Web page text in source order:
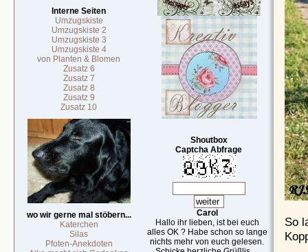
Interne Seiten
Umzugskiste
Umzugskiste 2
Umzugskiste 3
Umzugskiste 4
von Planten & Blomen
Zusatz 6
Zusatz 7
Zusatz 8
Zusatz 9
Zusatz 10
wo wir gerne mal stöbern...
Katerchen
Silas
Pfoten-Anekdoten
Shoutbox
Captcha Abfrage
Carol
Hallo ihr lieben, ist bei euch
alles OK ? Habe schon so lange
nichts mehr von euch gelesen.
So